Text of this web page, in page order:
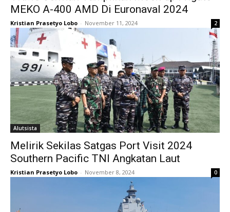
MEKO A-400 AMD Di Euronaval 2024
Kristian Prasetyo Lobo - November 11, 2024 2
Alutsista
Melirik Sekilas Satgas Port Visit 2024
Southern Pacific TNI Angkatan Laut
Kristian Prasetyo Lobo - November 8, 2024 0